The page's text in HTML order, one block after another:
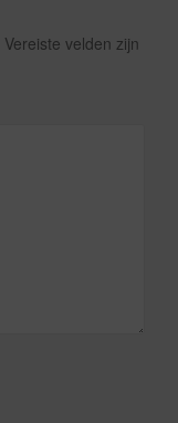
Vereiste velden zijn